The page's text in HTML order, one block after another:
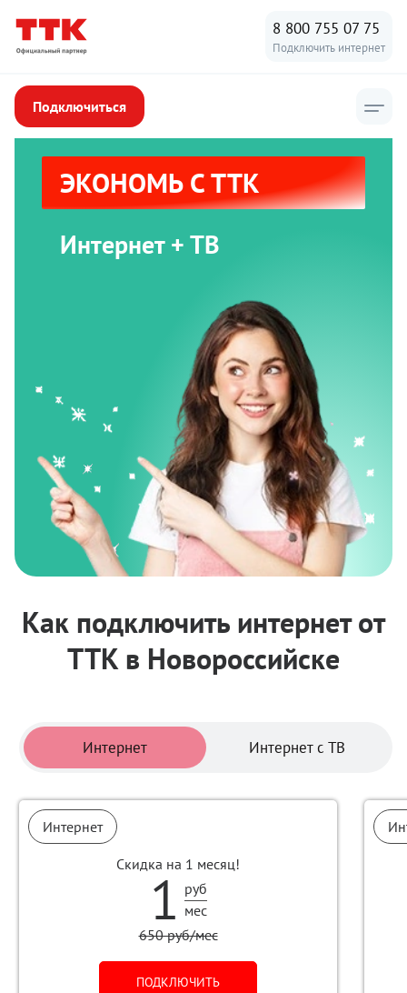
8 800 755 07 75
Подключить интернет
Подключиться
ЭКОНОМЬ С ТТК
Интернет + ТВ
Как подключить интернет от
ТТК в Новороссийске
Интернет Интернет с ТВ
Тарифы
Интернет
Скидка на 1 месяц!
1 руб
мес
650 руб/мес
ПОДКЛЮЧИТЬ